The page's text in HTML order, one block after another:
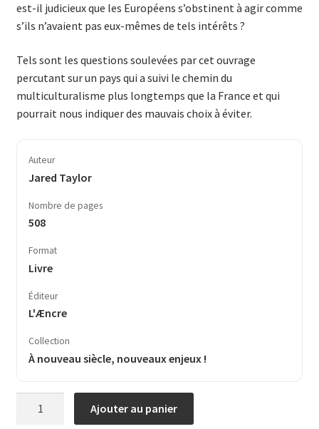
est-il judicieux que les Européens s’obstinent à agir comme
s’ils n’avaient pas eux-mêmes de tels intérêts ?
Tels sont les questions soulevées par cet ouvrage
percutant sur un pays qui a suivi le chemin du
multiculturalisme plus longtemps que la France et qui
pourrait nous indiquer des mauvais choix à éviter.
Auteur
Jared Taylor
Nombre de pages
508
Format
Livre
Éditeur
L'Æncre
Collection
À nouveau siècle, nouveaux enjeux !
Ajouter au panier